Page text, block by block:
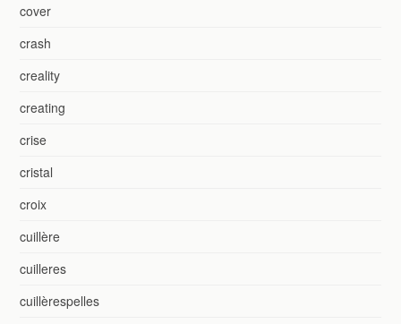
cover
crash
creality
creating
crise
cristal
croix
cuillère
cuilleres
cuillèrespelles